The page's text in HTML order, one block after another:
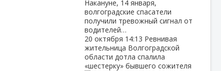
Накануне, 14 января,
волгоградские спасатели
получили тревожный сигнал от
водителей…
20 октября 14:13 Ревнивая
жительница Волгоградской
области дотла спалила
«шестерку» бывшего сожителя